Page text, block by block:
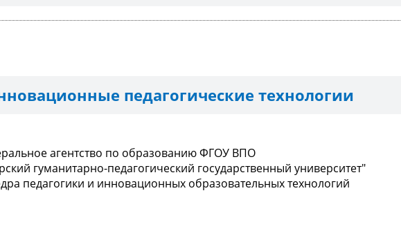
педагогические технологии
агентство по образованию ФГОУ ВПО
гуманитарно-педагогический государственный университет"
педагогики и инновационных образовательных технологий